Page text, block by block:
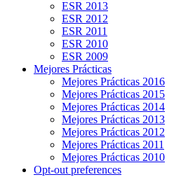
ESR 2013
ESR 2012
ESR 2011
ESR 2010
ESR 2009
Mejores Prácticas
Mejores Prácticas 2016
Mejores Prácticas 2015
Mejores Prácticas 2014
Mejores Prácticas 2013
Mejores Prácticas 2012
Mejores Prácticas 2011
Mejores Prácticas 2010
Opt-out preferences